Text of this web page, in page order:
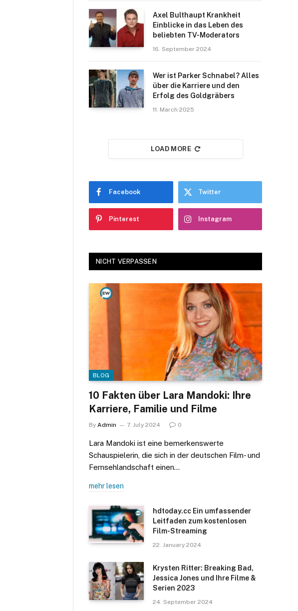
Axel Bulthaupt Krankheit
Einblicke in das Leben des
beliebten TV-Moderators
16. September 2024
Wer ist Parker Schnabel? Alles
über die Karriere und den
Erfolg des Goldgräbers
11. March 2025
LOAD MORE
Facebook Twitter
Pinterest Instagram
NICHT VERPASSEN
BLOG
10 Fakten über Lara Mandoki: Ihre
Karriere, Familie und Filme
By Admin 7. July 2024 0
Lara Mandoki ist eine bemerkenswerte
Schauspielerin, die sich in der deutschen Film- und
Fernsehlandschaft einen…
mehr lesen
hdtoday.cc Ein umfassender
Leitfaden zum kostenlosen
Film-Streaming
22. January 2024
Krysten Ritter: Breaking Bad,
Jessica Jones und Ihre Filme &
Serien 2023
24. September 2024